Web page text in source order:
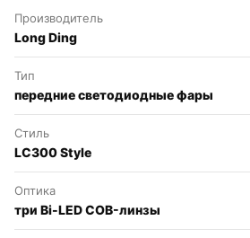
Производитель
Long Ding
Тип
передние светодиодные фары
Стиль
LC300 Style
Оптика
три Bi-LED COB-линзы